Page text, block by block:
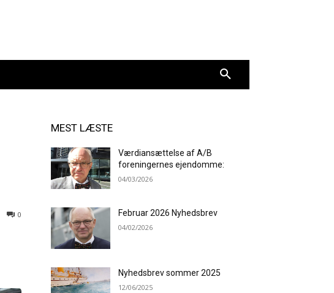
0
MEST LÆSTE
Værdiansættelse af A/B
foreningernes ejendomme:
04/03/2026
Februar 2026 Nyhedsbrev
04/02/2026
Nyhedsbrev sommer 2025
12/06/2025